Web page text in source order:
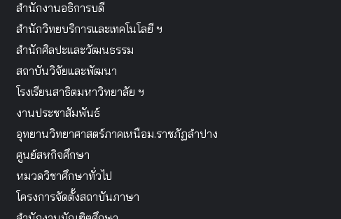
สำนักงานอธิการบดี
สำนักวิทยบริการและเทคโนโลยี ฯ
สำนักศิลปะและวัฒนธรรม
สถาบันวิจัยและพัฒนา
โรงเรียนสาธิตมหาวิทยาลัย ฯ
งานประชาสัมพันธ์
อุทยานวิทยาศาสตร์ภาคเหนือม.ราชภัฏลำปาง
ศูนย์สหกิจศึกษา
หมวดวิชาศึกษาทั่วไป
โครงการจัดตั้งสถาบันภาษา